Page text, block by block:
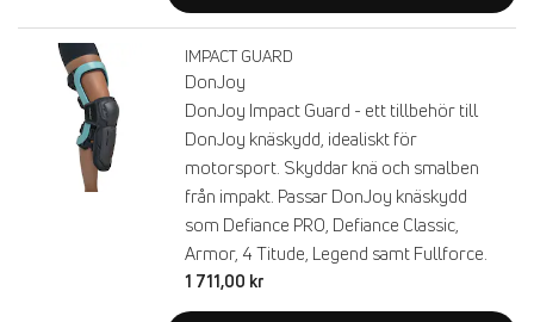
IMPACT GUARD
DonJoy
DonJoy Impact Guard - ett tillbehör till
DonJoy knäskydd, idealiskt för
motorsport. Skyddar knä och smalben
från impakt. Passar DonJoy knäskydd
som Defiance PRO, Defiance Classic,
Armor, 4 Titude, Legend samt Fullforce.
1 711,00 kr